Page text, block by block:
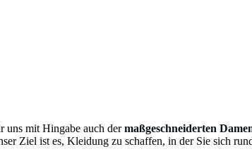
uns mit Hingabe auch dermaßgeschneiderten
Ziel ist es, Kleidung zu schaffen, in der Sie sich